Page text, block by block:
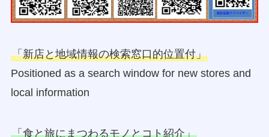
「新店と地域情報の検索窓口的位置付」
Positioned as a search window for new stores and
local information
「食と旅にまつわるモノとコト紹介」